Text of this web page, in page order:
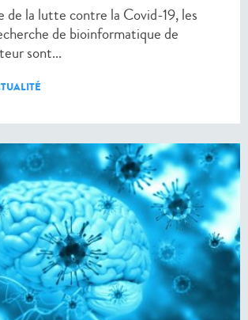
de la lutte contre la Covid-19, les
de bioinformatique de
sont...